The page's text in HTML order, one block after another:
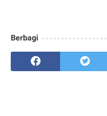
Berbagi